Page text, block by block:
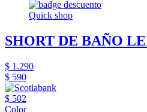
Quick shop
SHORT DE BAÑO
$ 1.290
$ 590
$ 502
Color